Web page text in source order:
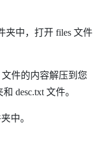
夹中，打开 files文件
件的内容解压到您
和 desc.txt文件。
中。